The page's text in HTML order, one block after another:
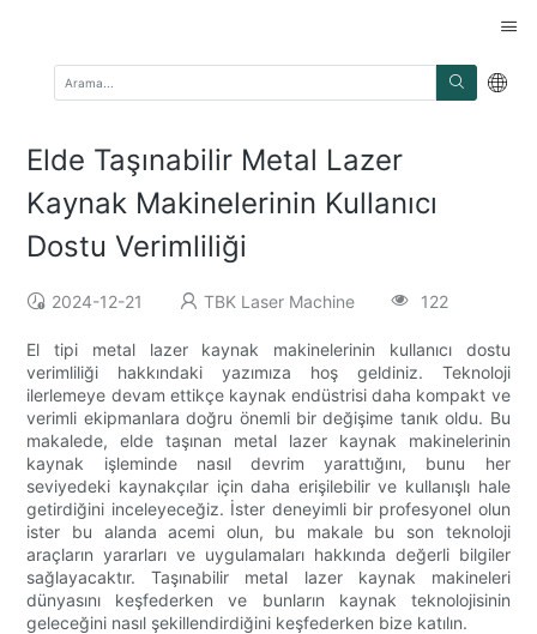
Elde Taşınabilir Metal Lazer
Kaynak Makinelerinin Kullanıcı
Dostu Verimliliği
2024-12-21 TBK Laser Machine 122
El tipi metal lazer kaynak makinelerinin kullanıcı dostu
verimliliği hakkındaki yazımıza hoş geldiniz. Teknoloji
ilerlemeye devam ettikçe kaynak endüstrisi daha kompakt ve
verimli ekipmanlara doğru önemli bir değişime tanık oldu. Bu
makalede, elde taşınan metal lazer kaynak makinelerinin
kaynak işleminde nasıl devrim yarattığını, bunu her
seviyedeki kaynakçılar için daha erişilebilir ve kullanışlı hale
getirdiğini inceleyeceğiz. İster deneyimli bir profesyonel olun
ister bu alanda acemi olun, bu makale bu son teknoloji
araçların yararları ve uygulamaları hakkında değerli bilgiler
sağlayacaktır. Taşınabilir metal lazer kaynak makineleri
dünyasını keşfederken ve bunların kaynak teknolojisinin
geleceğini nasıl şekillendirdiğini keşfederken bize katılın.